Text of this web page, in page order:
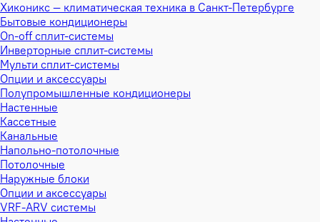
Хиконикс — климатическая техника в Санкт-Петербурге
Бытовые кондиционеры
On-off сплит-системы
Инверторные сплит-системы
Мульти сплит-системы
Опции и аксессуары
Полупромышленные кондиционеры
Настенные
Кассетные
Канальные
Напольно-потолочные
Потолочные
Наружные блоки
Опции и аксессуары
VRF-ARV системы